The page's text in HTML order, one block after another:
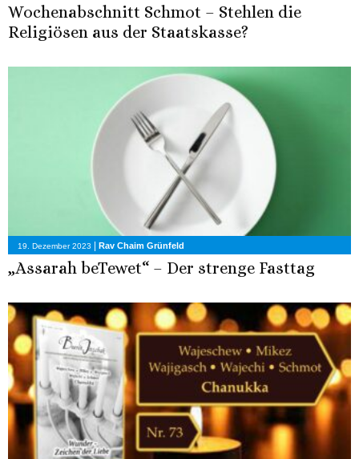
Wochenabschnitt Schmot – Stehlen die
Religiösen aus der Staatskasse?
19. Dezember 2023 | Rav Chaim Grünfeld
„Assarah beTewet“ – Der strenge Fasttag